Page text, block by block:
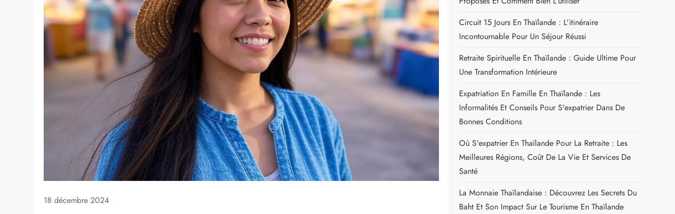
18 décembre 2024
Circuit 15 Jours En Thaïlande : L'itinéraire
Incontournable Pour Un Séjour Réussi
Retraite Spirituelle En Thaïlande : Guide Ultime Pour
Une Transformation Intérieure
Expatriation En Famille En Thaïlande : Les
Informalités Et Conseils Pour S'expatrier Dans De
Bonnes Conditions
Où S'expatrier En Thaïlande Pour La Retraite : Les
Meilleures Régions, Coût De La Vie Et Services De
Santé
La Monnaie Thaïlandaise : Découvrez Les Secrets Du
Baht Et Son Impact Sur Le Tourisme En Thaïlande